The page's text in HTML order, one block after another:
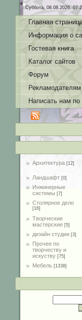
Суббота, 08.08.2026,
Главная
Информация о
Гостевая книга
Каталог сайтов
Форум
Рекламодателям
Написать нам по
Архитектура [12]
Ландшафт [0]
Инжинерные
системы [7]
Столярное дело
[16]
Творческие
мастерские [5]
дизайн студии [3]
Прочее по
творчеству и
искуству [75]
Мебель [1338]